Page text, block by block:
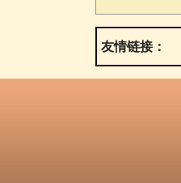
友情链接：